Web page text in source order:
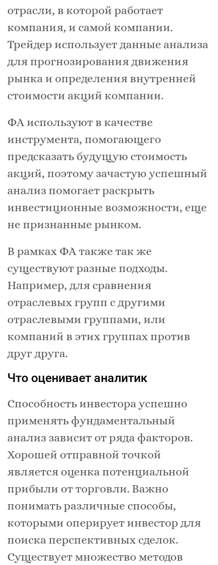
отрасли, в которой работает
компания, и самой компании.
Трейдер использует данные анализа
для прогнозирования движения
рынка и определения внутренней
стоимости акций компании.
ФА используют в качестве
инструмента, помогающего
предсказать будущую стоимость
акций, поэтому зачастую успешный
анализ помогает раскрыть
инвестиционные возможности, еще
не признанные рынком.
В рамках ФА также так же
существуют разные подходы.
Например, для сравнения
отраслевых групп с другими
отраслевыми группами, или
компаний в этих группах против
друг друга.
Что оценивает аналитик
Способность инвестора успешно
применять фундаментальный
анализ зависит от ряда факторов.
Хорошей отправной точкой
является оценка потенциальной
прибыли от торговли. Важно
понимать различные способы,
которыми оперирует инвестор для
поиска перспективных сделок.
Существует множество методов